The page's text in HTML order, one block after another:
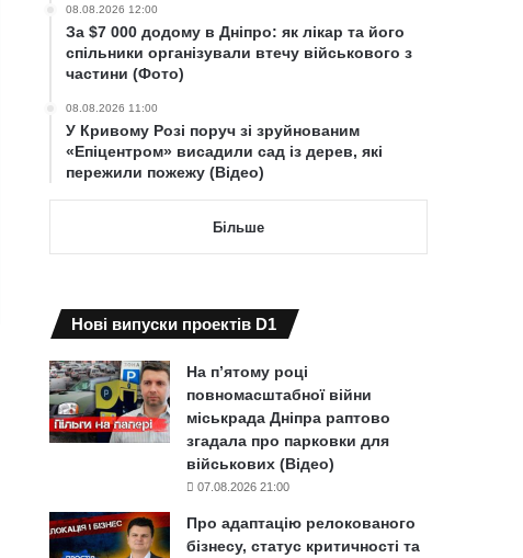
08.08.2026 12:00
За $7 000 додому в Дніпро: як лікар та його
спільники організували втечу військового з
частини (Фото)
08.08.2026 11:00
У Кривому Розі поруч зі зруйнованим
«Епіцентром» висадили сад із дерев, які
пережили пожежу (Відео)
Більше
Нові випуски проектів D1
На п’ятому році
повномасштабної війни
міськрада Дніпра раптово
згадала про парковки для
військових (Відео)
07.08.2026 21:00
Про адаптацію релокованого
бізнесу, статус критичності та